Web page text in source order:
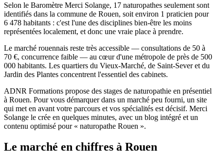
Selon le Baromètre Merci Solange, 17 naturopathes seulement sont
identifiés dans la commune de Rouen, soit environ 1 praticien pour
6 478 habitants : c'est l'une des disciplines bien-être les moins
représentées localement, et donc une vraie place à prendre.
Le marché rouennais reste très accessible — consultations de 50 à
70 €, concurrence faible — au cœur d'une métropole de près de 500
000 habitants. Les quartiers du Vieux-Marché, de Saint-Sever et du
Jardin des Plantes concentrent l'essentiel des cabinets.
ADNR Formations propose des stages de naturopathie en présentiel
à Rouen. Pour vous démarquer dans un marché peu fourni, un site
qui met en avant votre parcours et vos spécialités est décisif. Merci
Solange le crée en quelques minutes, avec un blog intégré et un
contenu optimisé pour « naturopathe Rouen ».
Le marché en chiffres à Rouen